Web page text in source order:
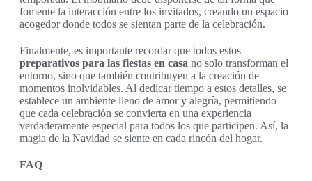
fomente la interacción entre los invitados, creando un espacio
acogedor donde todos se sientan parte de la celebración.
Finalmente, es importante recordar que todos estos
preparativos para las fiestas en casa no solo transforman el
entorno, sino que también contribuyen a la creación de
momentos inolvidables. Al dedicar tiempo a estos detalles, se
establece un ambiente lleno de amor y alegría, permitiendo
que cada celebración se convierta en una experiencia
verdaderamente especial para todos los que participen. Así, la
magia de la Navidad se siente en cada rincón del hogar.
FAQ